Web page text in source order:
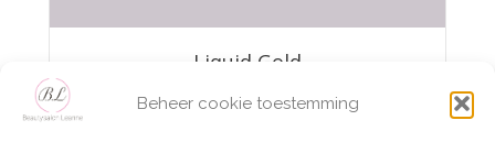
Beheer cookie toestemming
Liquid Gold
€50,95